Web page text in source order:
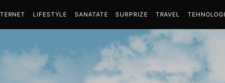
LIFESTYLE SANATATE SURPRIZE TRAVEL